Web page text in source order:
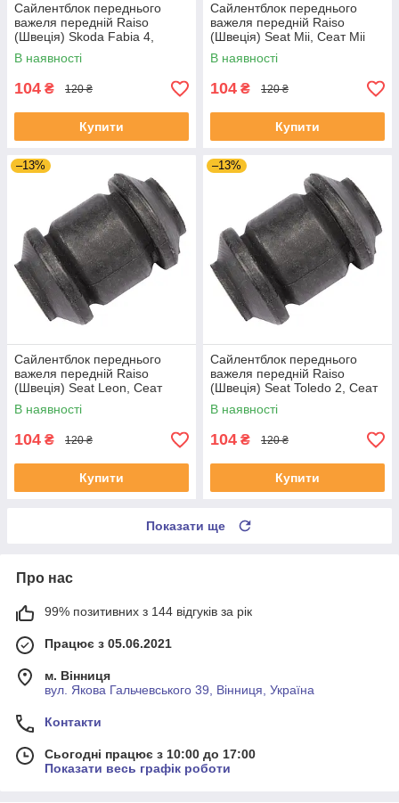
Сайлентблок переднього
важеля передній Raiso
(Швеція) Skoda Fabia 4,
Шкода Фабія 4 21- #RL-
1J0182V UAJJVOC4
В наявності
104 ₴ 120 ₴
Купити
Сайлентблок переднього
важеля передній Raiso
(Швеція) Seat Mii, Сеат Міі
11-19 #RL-1J0182V
UAAVQUI4
В наявності
104 ₴ 120 ₴
Купити
–13%
Сайлентблок переднього
важеля передній Raiso
(Швеція) Seat Leon, Сеат
Леон 99-06 #RL-1J0182V
UAYSBXG4
В наявності
104 ₴ 120 ₴
Купити
–13%
Сайлентблок переднього
важеля передній Raiso
(Швеція) Seat Toledo 2, Сеат
Толедо 2 99-06 #RL-1J0182V
UATOJRK4
В наявності
104 ₴ 120 ₴
Купити
Показати ще
Про нас
99% позитивних з 144 відгуків за рік
Працює з 05.06.2021
м. Вінниця
вул. Якова Гальчевського 39, Вінниця, Україна
Контакти
Сьогодні працює з 10:00 до 17:00
Показати весь графік роботи